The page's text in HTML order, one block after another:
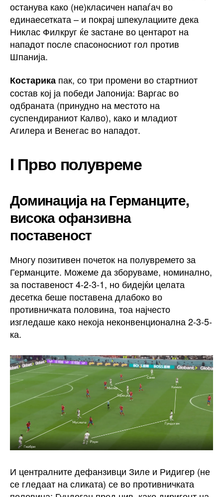
останува како (не)класичен напаѓач во
единаесетката – и покрај шпекулациите дека
Никлас Филкруг ќе застане во центарот на
нападот после спасоносниот гол против
Шпанија.
Костарика пак, со три промени во стартниот
состав кој ја победи Јапонија: Варгас во
одбраната (принудно на местото на
суспендираниот Калво), како и младиот
Агилера и Венегас во нападот.
I Прво полувреме
Доминација на Германците,
висока офанзивна
поставеност
Многу позитивен почеток на полувремето за
Германците. Можеме да зборуваме, номинално,
за поставеност 4-2-3-1, но бидејќи целата
десетка беше поставена длабоко во
противничката половина, тоа најчесто
изгледаше како некоја неконвенционална 2-3-5-
ка.
И централните дефанзивци Зиле и Ридигер (не
се гледаат на сликата) се во противничката